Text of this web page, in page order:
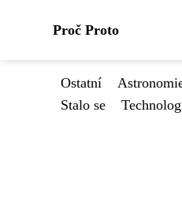
Proč Proto
Ostatní
Stalo se